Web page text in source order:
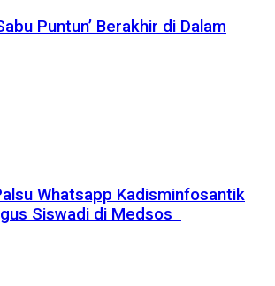
Puntun’ Berakhir di Dalam
Whatsapp Kadisminfosantik
Siswadi di Medsos